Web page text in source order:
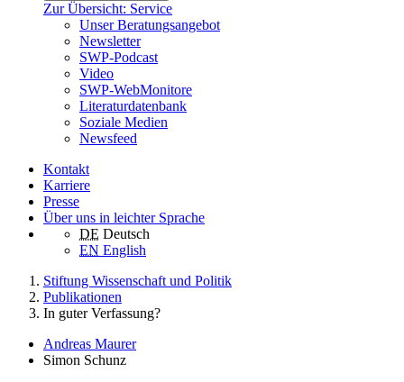
Zur Übersicht: Service
Unser Beratungsangebot
Newsletter
SWP-Podcast
Video
SWP-WebMonitore
Literaturdatenbank
Soziale Medien
Newsfeed
Kontakt
Karriere
Presse
Über uns in leichter Sprache
DE Deutsch
EN English
Stiftung Wissenschaft und Politik
Publikationen
In guter Verfassung?
Andreas Maurer
Simon Schunz